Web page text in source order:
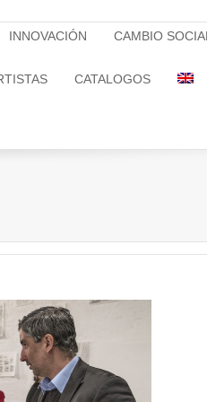
INNOVACIÓN CAMBIO
CATALOGOS